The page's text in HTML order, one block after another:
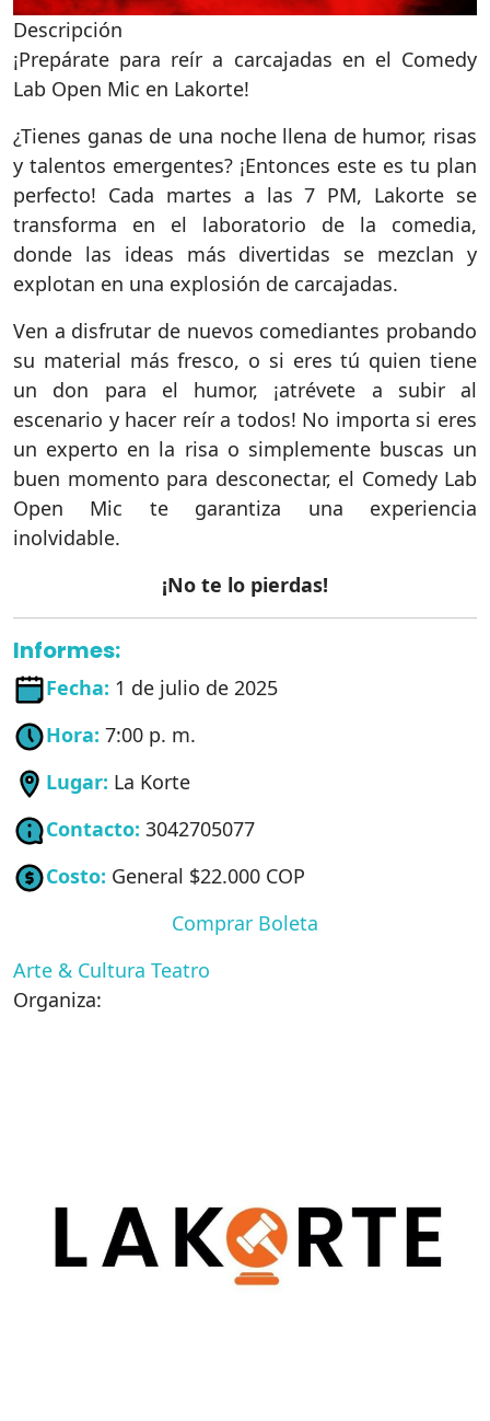
Descripción
¡Prepárate para reír a carcajadas en el Comedy
Lab Open Mic en Lakorte!
¿Tienes ganas de una noche llena de humor, risas
y talentos emergentes? ¡Entonces este es tu plan
perfecto! Cada martes a las 7 PM, Lakorte se
transforma en el laboratorio de la comedia,
donde las ideas más divertidas se mezclan y
explotan en una explosión de carcajadas.
Ven a disfrutar de nuevos comediantes probando
su material más fresco, o si eres tú quien tiene
un don para el humor, ¡atrévete a subir al
escenario y hacer reír a todos! No importa si eres
un experto en la risa o simplemente buscas un
buen momento para desconectar, el Comedy Lab
Open Mic te garantiza una experiencia
inolvidable.
¡No te lo pierdas!
Informes:
Fecha: 1 de julio de 2025
Hora: 7:00 p. m.
Lugar: La Korte
Contacto: 3042705077
Costo: General $22.000 COP
Comprar Boleta
Arte & Cultura Teatro
Organiza: